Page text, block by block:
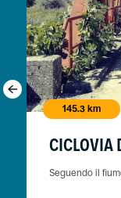
145.3 km
CICLOVIA
Seguendo il